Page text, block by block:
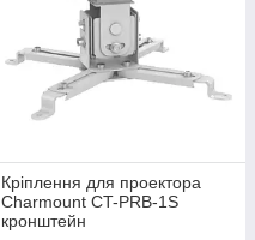
Кріплення для проектора
Charmount CT-PRB-1S
кронштейн